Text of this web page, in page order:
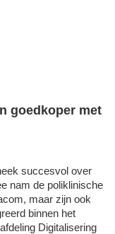
goedkoper met
succesvol over
nam de poliklinische
maar zijn ook
binnen het
Digitalisering